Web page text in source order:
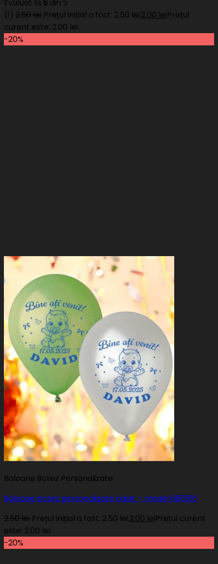
Evaluat la 5 din 5
(1) 2.50lei Prețul inițial a fost: 2.50 lei.2.00 leiPrețul
curent este: 2.00 lei.
-20%
Baloane Botez Personalizate
Baloane botez personalizate baiat – model 680516
2.50lei Prețul inițial a fost: 2.50 lei.2.00 leiPrețul curent
este: 2.00 lei.
-20%